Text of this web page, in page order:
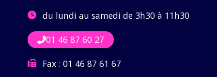
du lundi au samedi de 3h30 à 11h30
01 46 87 60 27
Fax : 01 46 87 61 67